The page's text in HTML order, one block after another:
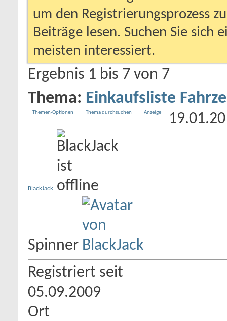
um den Registrierungsprozess
Beiträge lesen. Suchen Sie sich
meisten interessiert.
Ergebnis 1 bis 7 von 7
Thema: Einkaufsliste
Themen-Optionen Thema durchsuchen Anzeige
BlackJack
Spinner
Registriert seit
05.09.2009
Ort